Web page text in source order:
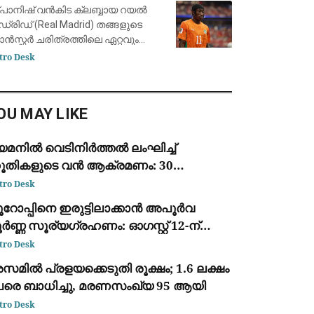
ബെർണബ്യൂവിൽ
വൻകിട ക്ലബ്ബായ റയൽ
(Real Madrid) തങ്ങളുടെ
ചരിത്രത്തിലെ ഏറ്റവും
തുക നൽകി ഐവറി കോസ്റ്റ്
Desk
MAY LIKE
വെടിനിർത്തൽ ലംഘിച്ച്
വൻ ആക്രമണം: 30
കൊല്ലപ്പെട്ടു; 2022-ന്
ഏറ്റവും വലിയ ഏറ്റുമുട്ടൽ
Desk
ഇരുട്ടിലാക്കാൻ അപൂർവ
സൂര്യഗ്രഹണം: ഓഗസ്റ്റ് 12-ന്
പ്രകൃതിയുടെ വിസ്മയക്കാഴ്ച
Desk
പ്രളയക്കെടുതി രൂക്ഷം; 1.6 ലക്ഷം
ബാധിച്ചു, മരണസംഖ്യ 95 ആയി
Desk